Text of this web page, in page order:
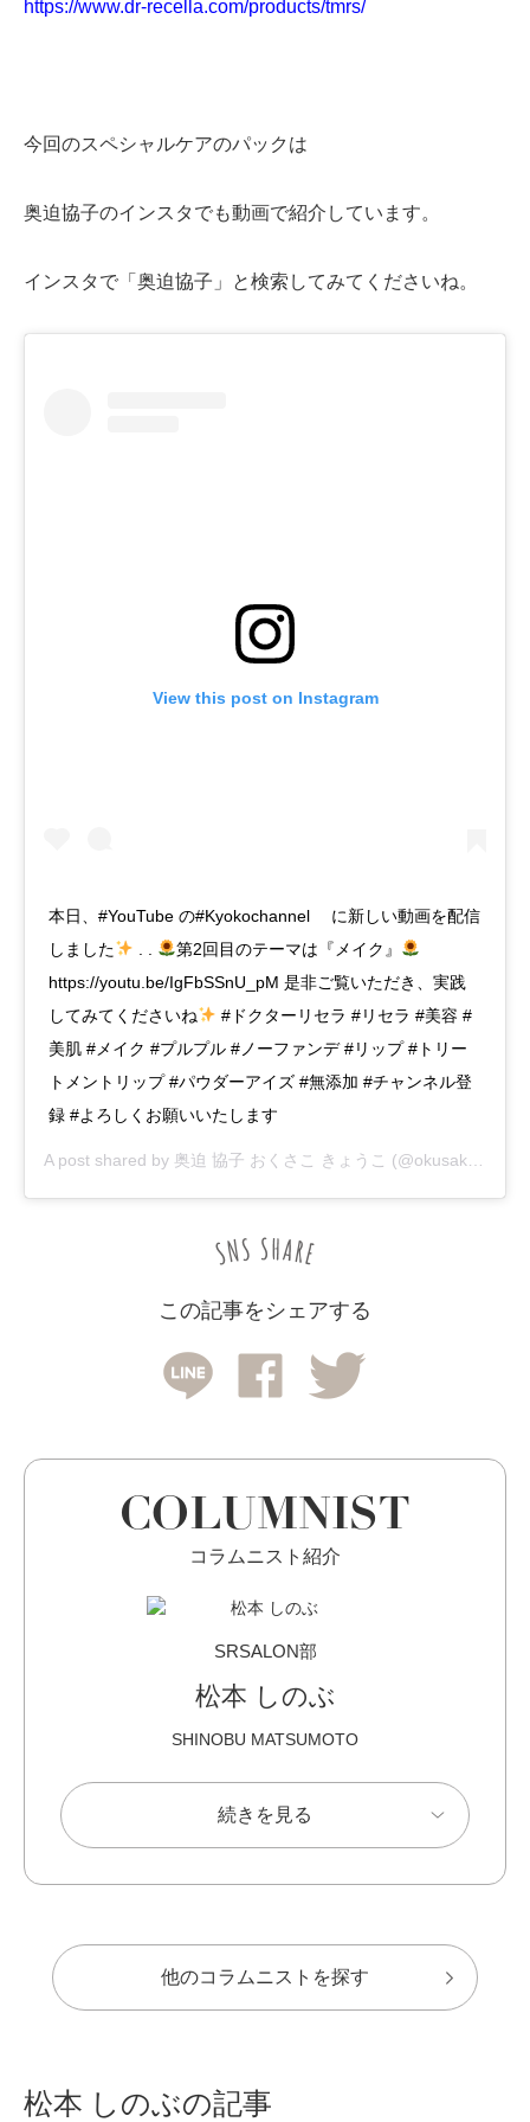
https://www.dr-recella.com/products/tmrs/
今回のスペシャルケアのパックは
奥迫協子のインスタでも動画で紹介しています。
インスタで「奥迫協子」と検索してみてくださいね。
View this post on Instagram
本日、#YouTube の#Kyokochannel に新しい動画を配信
しました
第2回目のテーマは『メイク』
https://youtu.be/IgFbSSnU_pM 是非ご覧いただき、実践
してみてくださいね
#ドクターリセラ #リセラ #美容 #
美肌 #メイク #プルプル #ノーファンデ #リップ #トリー
トメントリップ #パウダーアイズ #無添加 #チャンネル登
録 #よろしくお願いいたします
A post shared by 奥迫 協子 おくさこ きょうこ (@okusakokyoko) on
この記事をシェアする
COLUMNIST
コラムニスト紹介
SRSALON部
松本 しのぶ
SHINOBU MATSUMOTO
続きを見る
他のコラムニストを探す
松本 しのぶの記事